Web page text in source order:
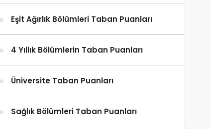
Eşit Ağırlık Bölümleri Taban Puanları
4 Yıllık Bölümlerin Taban Puanları
Üniversite Taban Puanları
Sağlık Bölümleri Taban Puanları